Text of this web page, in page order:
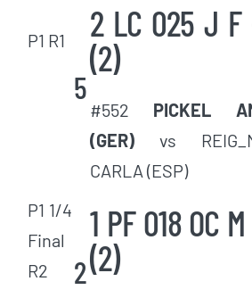
P1 R1
5
2 LC 025 J
(2)
#552 PICKEL
(GER)vs
CARLA (ESP)
P1 1/4
Final
R2
2
1 PF 018 OC
(2)